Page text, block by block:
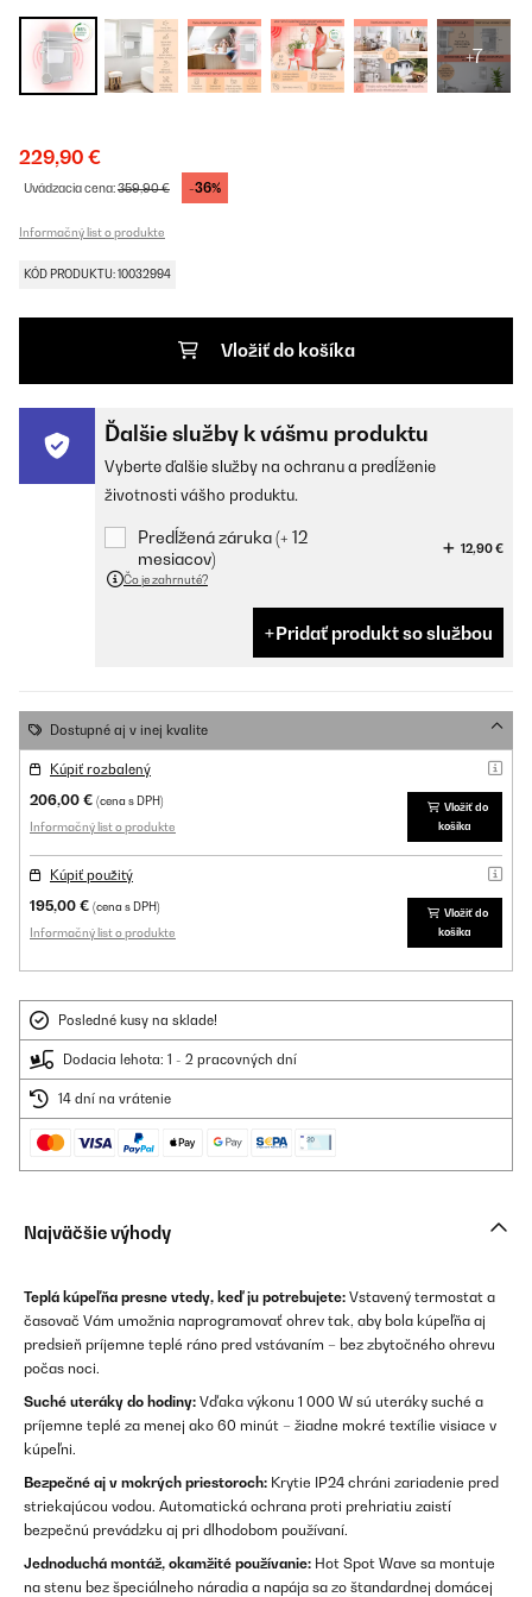
+7
229,90 €
Uvádzacia cena:359,90 € -36%
Informačný list o produkte
KÓD PRODUKTU: 10032994
Vložiť do košíka
Ďalšie služby k vášmu produktu
Vyberte ďalšie služby na ochranu a predĺženie
životnosti vášho produktu.
Predĺžená záruka (+ 12
mesiacov)
12,90 €
Čo je zahrnuté?
Pridať produkt so službou
Dostupné aj v inej kvalite
Kúpiť rozbalený
206,00 € (cena s DPH)
Informačný list o produkte
Vložiť do
košíka
Kúpiť použitý
195,00 € (cena s DPH)
Informačný list o produkte
Vložiť do
košíka
Posledné kusy na sklade!
Dodacia lehota: 1 - 2 pracovných dní
14 dní na vrátenie
Najväčšie výhody
Teplá kúpeľňa presne vtedy, keď ju potrebujete: Vstavený termostat a
časovač Vám umožnia naprogramovať ohrev tak, aby bola kúpeľňa aj
predsieň príjemne teplé ráno pred vstávaním – bez zbytočného ohrevu
počas noci.
Suché uteráky do hodiny: Vďaka výkonu 1 000 W sú uteráky suché a
príjemne teplé za menej ako 60 minút – žiadne mokré textílie visiace v
kúpeľni.
Bezpečné aj v mokrých priestoroch: Krytie IP24 chráni zariadenie pred
striekajúcou vodou. Automatická ochrana proti prehriatiu zaistí
bezpečnú prevádzku aj pri dlhodobom používaní.
Jednoduchá montáž, okamžité používanie: Hot Spot Wave sa montuje
na stenu bez špeciálneho náradia a napája sa zo štandardnej domácej